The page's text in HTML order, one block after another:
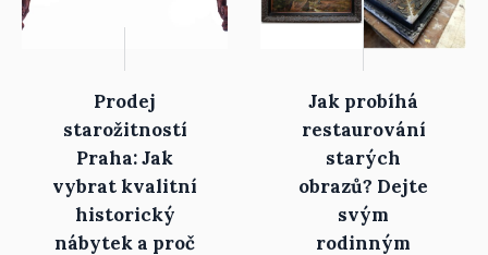
Prodej
starožitností
Praha: Jak
vybrat kvalitní
historický
nábytek a proč
Jak probíhá
restaurování
starých
obrazů? Dejte
svým
rodinným